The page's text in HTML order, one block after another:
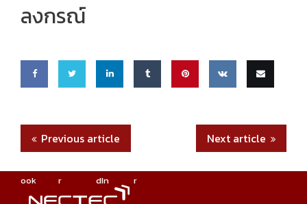
ลงกรณ์
on
Faceb
ook
on
Twitte
r
on
Linke
dIn r
on VK this
Next article
Previous article